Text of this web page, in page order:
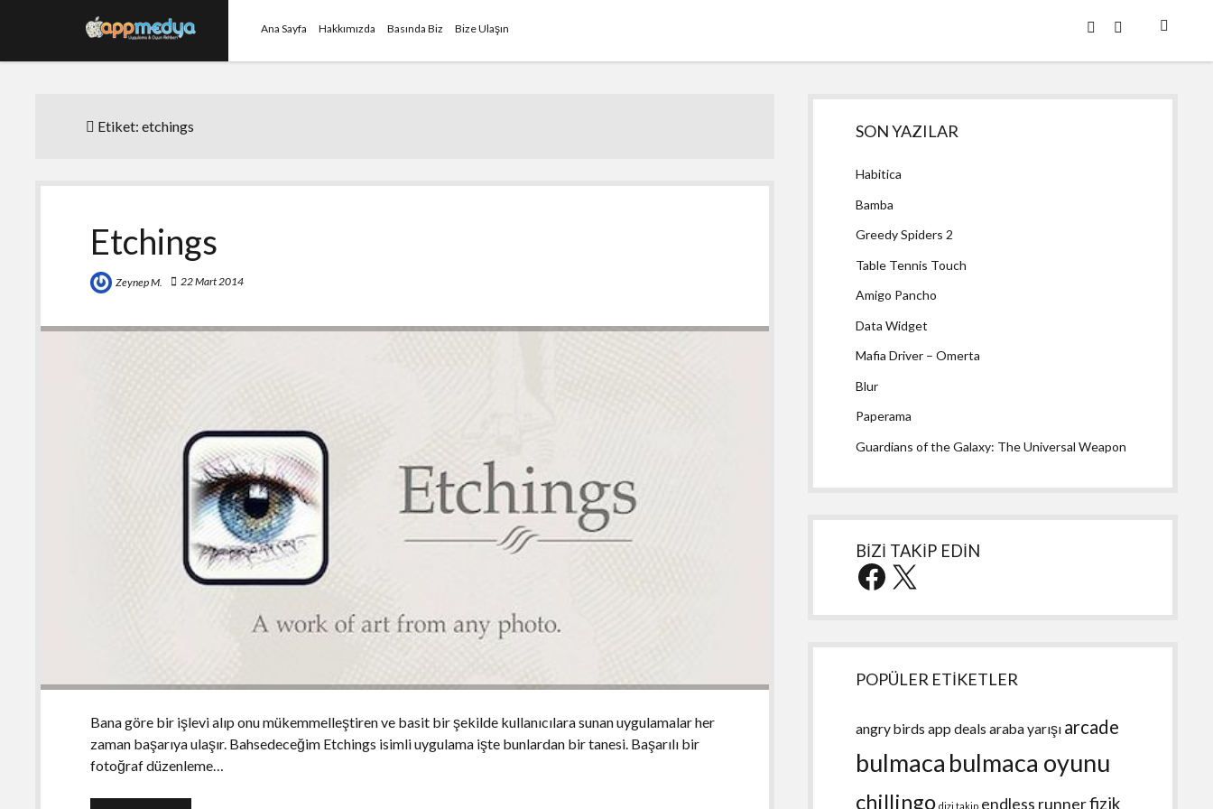
Ana Sayfa Hakkımızda Basında Biz Bize Ulaşın twitterfacebook
Etiket:etchings
Etchings
Zeynep M. 22 Mart 2014
Bana göre bir işlevi alıp onu mükemmelleştiren ve basit bir şekilde kullanıcılara sunan uygulamalar her
zaman başarıya ulaşır. Bahsedeceğim Etchings isimli uygulama işte bunlardan bir tanesi. Başarılı bir
fotoğraf düzenleme…
Yan
Menü
SON YAZILAR
Habitica
Bamba
Greedy Spiders 2
Table Tennis Touch
Amigo Pancho
Data Widget
Mafia Driver – Omerta
Blur
Paperama
Guardians of the Galaxy: The Universal Weapon
BİZİ TAKİP EDİN
Facebook
X
POPÜLER ETİKETLER
angry birds app deals araba yarışı arcade
bulmaca bulmaca oyunu
chillingo dizi takip endless runnerfizik